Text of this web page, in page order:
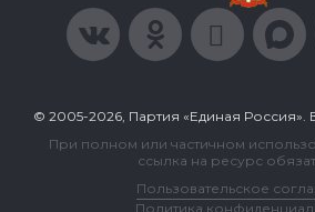
© 2005-2026, Партия «Единая
При полном или частичном
ссылка на ресурс
Пользовательское
Политика